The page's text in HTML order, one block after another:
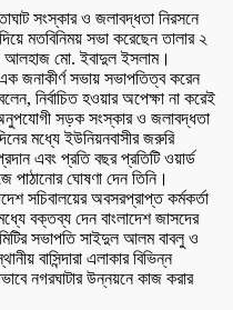
সংস্কার ও জলাবদ্ধতা নিরসনে
মতবিনিময় সভা করেছেন তালার ২
আলহাজ মো. ইবাদুল ইসলাম।
জনাকীর্ণ সভায় সভাপতিত্ব করেন
নির্বাচিত হওয়ার অপেক্ষা না করেই
অনুপযোগী সড়ক সংস্কার ও জলাবদ্ধতা
মধ্যে ইউনিয়নবাসীর জরুরি
এবং প্রতি বছর প্রতিটি ওয়ার্ড
ঘোষণা দেন তিনি।
সচিবালয়ের অবসরপ্রাপ্ত কর্মকর্তা
বক্তব্য দেন বাংলাদেশ জাসদের
সভাপতি সাইদুল আলম বাবলু ও
বাসিন্দারা এলাকার বিভিন্ন
নগরঘাটার উন্নয়নে কাজ করার